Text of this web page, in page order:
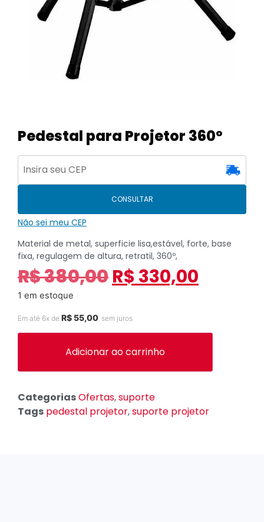
Pedestal para Projetor 360º
CONSULTAR
Não sei meu CEP
Material de metal, superficie lisa,estável, forte, base
fixa, regulagem de altura, retratil, 360º,
R$380,00R$330,00
1 em estoque
Em até 6x de R$ 55,00 sem juros
Adicionar ao carrinho
CategoriasOfertas,suporte
Tags pedestal projetor,suporte projetor